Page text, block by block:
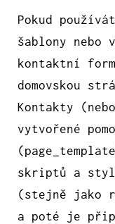
Pokud
šablony
kontaktní
domovskou
Kontakty
vytvořené
skriptů a
(stejně jako
a poté je